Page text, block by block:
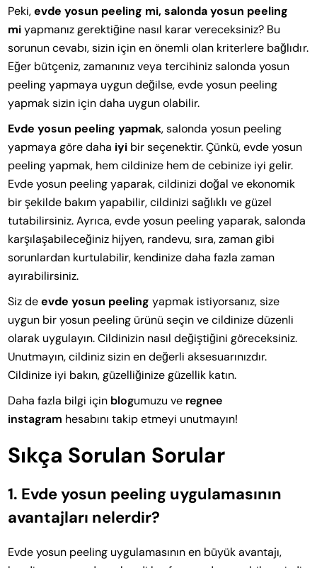
Peki,evde yosun peeling mi, salonda yosun peeling
miyapmanız gerektiğine nasıl karar vereceksiniz? Bu
sorunun cevabı, sizin için en önemli olan kriterlere bağlıdır.
Eğer bütçeniz, zamanınız veya tercihiniz salonda yosun
peeling yapmaya uygun değilse, evde yosun peeling
yapmak sizin için daha uygun olabilir.
Evde yosun peeling yapmak, salonda yosun peeling
yapmaya göre daha iyi bir seçenektir. Çünkü, evde yosun
peeling yapmak, hem cildinize hem de cebinize iyi gelir.
Evde yosun peeling yaparak, cildinizi doğal ve ekonomik
bir şekilde bakım yapabilir, cildinizi sağlıklı ve güzel
tutabilirsiniz. Ayrıca, evde yosun peeling yaparak, salonda
karşılaşabileceğiniz hijyen, randevu, sıra, zaman gibi
sorunlardan kurtulabilir, kendinize daha fazla zaman
ayırabilirsiniz.
Siz deevde yosun peeling yapmak istiyorsanız, size
uygun bir yosun peeling ürünü seçin ve cildinize düzenli
olarak uygulayın. Cildinizin nasıl değiştiğini göreceksiniz.
Unutmayın, cildiniz sizin en değerli aksesuarınızdır.
Cildinize iyi bakın, güzelliğinize güzellik katın.
Daha fazla bilgi için blogumuzu ve regnee
instagram hesabını takip etmeyi unutmayın!
Sıkça Sorulan Sorular
1. Evde yosun peeling uygulamasının
avantajları nelerdir?
Evde yosun peeling uygulamasının en büyük avantajı,